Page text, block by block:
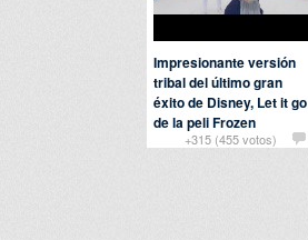
+315 (455 votos)
Impresionante versión
tribal del último gran
éxito de Disney, Let it go
de la peli Frozen
PornanaaenMúsica